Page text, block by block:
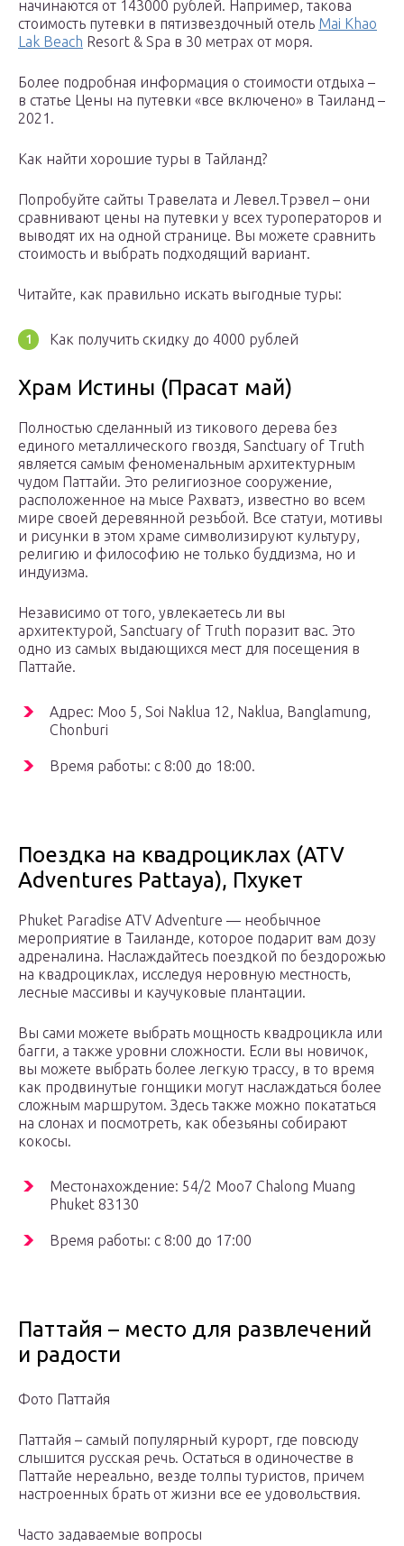
начинаются от 143000 рублей. Например, такова
стоимость путевки в пятизвездочный отель Mai Khao
Lak Beach Resort & Spa в 30 метрах от моря.
Более подробная информация о стоимости отдыха –
в статье Цены на путевки «все включено» в Таиланд –
2021.
Как найти хорошие туры в Тайланд?
Попробуйте сайты Травелата и Левел.Трэвел – они
сравнивают цены на путевки у всех туроператоров и
выводят их на одной странице. Вы можете сравнить
стоимость и выбрать подходящий вариант.
Читайте, как правильно искать выгодные туры:
Как получить скидку до 4000 рублей
Храм Истины (Прасат май)
Полностью сделанный из тикового дерева без
единого металлического гвоздя, Sanctuary of Truth
является самым феноменальным архитектурным
чудом Паттайи. Это религиозное сооружение,
расположенное на мысе Рахватэ, известно во всем
мире своей деревянной резьбой. Все статуи, мотивы
и рисунки в этом храме символизируют культуру,
религию и философию не только буддизма, но и
индуизма.
Независимо от того, увлекаетесь ли вы
архитектурой, Sanctuary of Truth поразит вас. Это
одно из самых выдающихся мест для посещения в
Паттайе.
Адрес: Moo 5, Soi Naklua 12, Naklua, Banglamung,
Chonburi
Время работы: с 8:00 до 18:00.
Поездка на квадроциклах (ATV
Adventures Pattaya), Пхукет
Phuket Paradise ATV Adventure — необычное
мероприятие в Таиланде, которое подарит вам дозу
адреналина. Наслаждайтесь поездкой по бездорожью
на квадроциклах, исследуя неровную местность,
лесные массивы и каучуковые плантации.
Вы сами можете выбрать мощность квадроцикла или
багги, а также уровни сложности. Если вы новичок,
вы можете выбрать более легкую трассу, в то время
как продвинутые гонщики могут наслаждаться более
сложным маршрутом. Здесь также можно покататься
на слонах и посмотреть, как обезьяны собирают
кокосы.
Местонахождение: 54/2 Moo7 Chalong Muang
Phuket 83130
Время работы: с 8:00 до 17:00
Паттайя – место для развлечений
и радости
Фото Паттайя
Паттайя – самый популярный курорт, где повсюду
слышится русская речь. Остаться в одиночестве в
Паттайе нереально, везде толпы туристов, причем
настроенных брать от жизни все ее удовольствия.
Часто задаваемые вопросы